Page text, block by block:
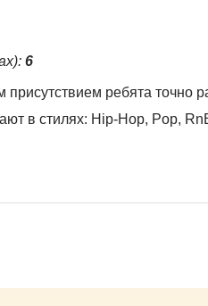
6
ребята точно
в стилях: Hip-Hop, Pop,